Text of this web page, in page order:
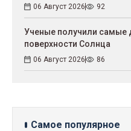
06 Август 2026 92
Ученые получили самые
поверхности Солнца
06 Август 2026 86
Самое популярное